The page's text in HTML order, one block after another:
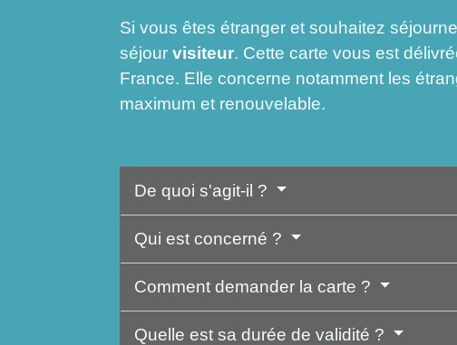
Si vous êtes étranger et souhaitez
séjour visiteur. Cette carte vous est
France. Elle concerne notamment les
maximum et renouvelable.
De quoi s'agit-il ?
Qui est concerné ?
Comment demander la carte ?
Quelle est sa durée de validité ?